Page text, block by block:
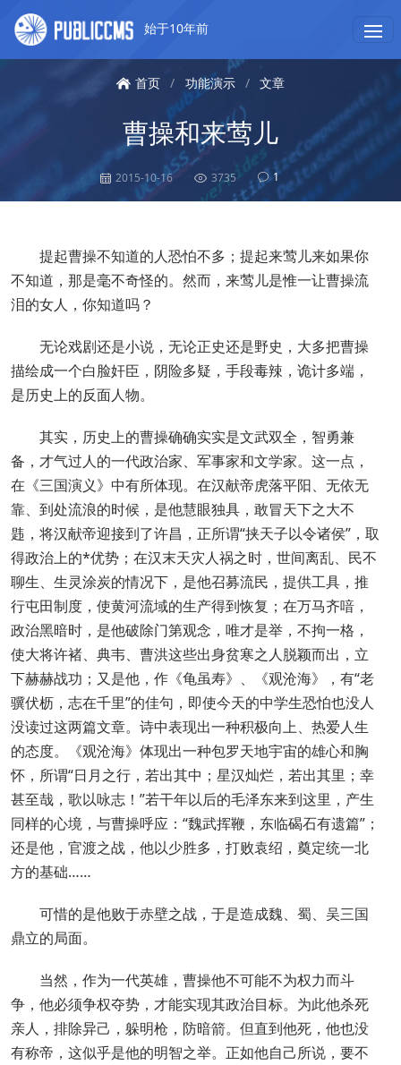
始于10年前
首页 / 功能演示 / 文章
曹操和来莺儿
2015-10-16 3735 1
提起曹操不知道的人恐怕不多；提起来莺儿来如果你
不知道，那是毫不奇怪的。然而，来莺儿是惟一让曹操流
泪的女人，你知道吗？
无论戏剧还是小说，无论正史还是野史，大多把曹操
描绘成一个白脸奸臣，阴险多疑，手段毒辣，诡计多端，
是历史上的反面人物。
其实，历史上的曹操确确实实是文武双全，智勇兼
备，才气过人的一代政治家、军事家和文学家。这一点，
在《三国演义》中有所体现。在汉献帝虎落平阳、无依无
靠、到处流浪的时候，是他慧眼独具，敢冒天下之大不
韪，将汉献帝迎接到了许昌，正所谓“挟天子以令诸侯”，取
得政治上的*优势；在汉末天灾人祸之时，世间离乱、民不
聊生、生灵涂炭的情况下，是他召募流民，提供工具，推
行屯田制度，使黄河流域的生产得到恢复；在万马齐喑，
政治黑暗时，是他破除门第观念，唯才是举，不拘一格，
使大将许褚、典韦、曹洪这些出身贫寒之人脱颖而出，立
下赫赫战功；又是他，作《龟虽寿》、《观沧海》，有“老
骥伏枥，志在千里”的佳句，即使今天的中学生恐怕也没人
没读过这两篇文章。诗中表现出一种积极向上、热爱人生
的态度。《观沧海》体现出一种包罗天地宇宙的雄心和胸
怀，所谓“日月之行，若出其中；星汉灿烂，若出其里；幸
甚至哉，歌以咏志！”若干年以后的毛泽东来到这里，产生
同样的心境，与曹操呼应：“魏武挥鞭，东临碣石有遗篇”；
还是他，官渡之战，他以少胜多，打败袁绍，奠定统一北
方的基础……
可惜的是他败于赤壁之战，于是造成魏、蜀、吴三国
鼎立的局面。
当然，作为一代英雄，曹操他不可能不为权力而斗
争，他必须争权夺势，才能实现其政治目标。为此他杀死
亲人，排除异己，躲明枪，防暗箭。但直到他死，他也没
有称帝，这似乎是他的明智之举。正如他自己所说，要不